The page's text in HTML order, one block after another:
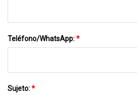
Teléfono/WhatsApp:*
Sujeto:*